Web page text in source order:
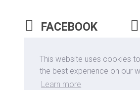
This website uses cookies
the best experience on our
Learn more
FACEBOOK